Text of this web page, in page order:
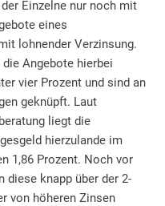
Einzelne nur noch mit
eines
lohnender Verzinsung.
die Angebote hierbei
vier Prozent und sind an
geknüpft. Laut
liegt die
hierzulande im
1,86 Prozent. Noch vor
diese knapp über der 2-
von höheren Zinsen